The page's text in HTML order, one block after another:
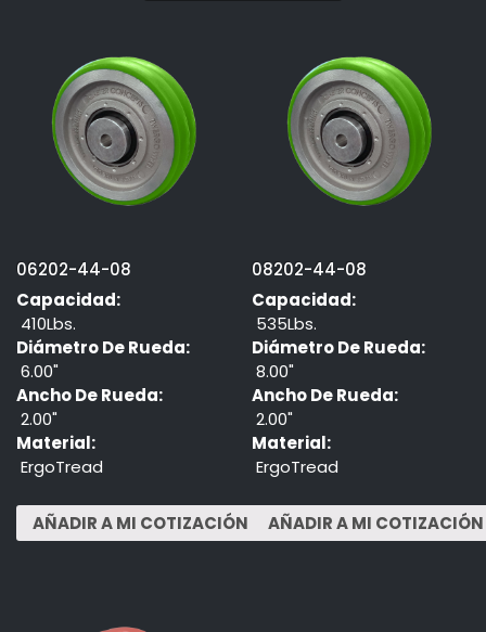
06202-44-08
Capacidad:
410Lbs.
Diámetro De Rueda:
6.00"
Ancho De Rueda:
2.00"
Material:
ErgoTread
08202-44-08
Capacidad:
535Lbs.
Diámetro De Rueda:
8.00"
Ancho De Rueda:
2.00"
Material:
ErgoTread